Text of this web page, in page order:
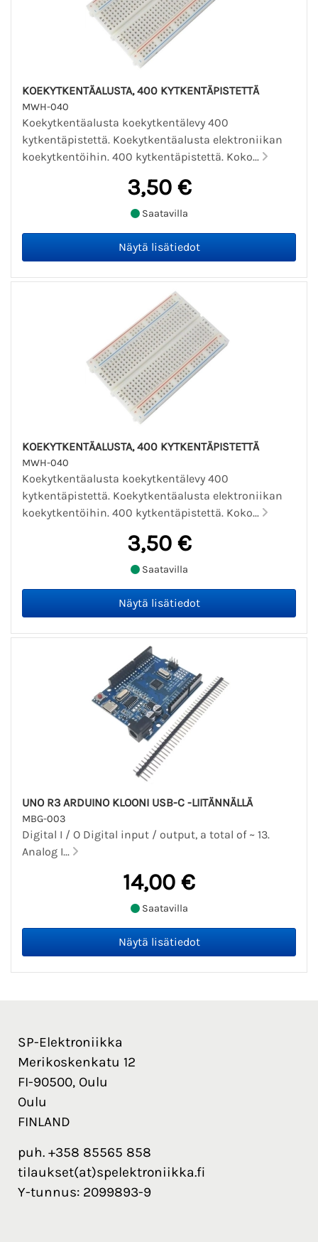
KOEKYTKENTÄALUSTA, 400 KYTKENTÄPISTETTÄ
MWH-040
Koekytkentäalusta koekytkentälevy 400
kytkentäpistettä. Koekytkentäalusta elektroniikan
koekytkentöihin. 400 kytkentäpistettä. Koko...
3,50 €
Saatavilla
KOEKYTKENTÄALUSTA, 400 KYTKENTÄPISTETTÄ
MWH-040
Koekytkentäalusta koekytkentälevy 400
kytkentäpistettä. Koekytkentäalusta elektroniikan
koekytkentöihin. 400 kytkentäpistettä. Koko...
3,50 €
Saatavilla
UNO R3 ARDUINO KLOONI USB-C -LIITÄNNÄLLÄ
MBG-003
Digital I / O Digital input / output, a total of ~ 13.
Analog I...
14,00 €
Saatavilla
SP-Elektroniikka
Merikoskenkatu 12
FI-90500, Oulu
Oulu
FINLAND
puh. +358 85565 858
tilaukset(at)spelektroniikka.fi
Y-tunnus: 2099893-9